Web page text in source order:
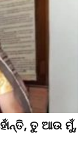
ତୁ ଆଉ ମୁଁ,